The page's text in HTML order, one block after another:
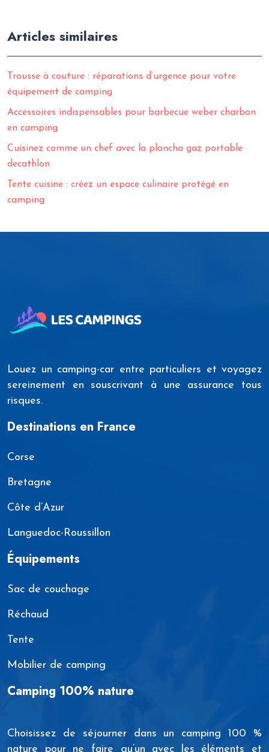
Articles similaires
Trousse à couture : réparations d’urgence pour votre
équipement de camping
Accessoires indispensables pour barbecue weber charbon
en camping
Cuisinez comme un chef avec la plancha gaz portable
decathlon
Tente cuisine : créez un espace culinaire protégé en
camping
Louez un camping-car entre particuliers et voyagez
sereinement en souscrivant à une assurance tous
risques.
Destinations en France
Corse
Bretagne
Côte d’Azur
Languedoc-Roussillon
Équipements
Sac de couchage
Réchaud
Tente
Mobilier de camping
Camping 100% nature
Choisissez de séjourner dans un camping 100 %
nature pour ne faire qu’un avec les éléments et